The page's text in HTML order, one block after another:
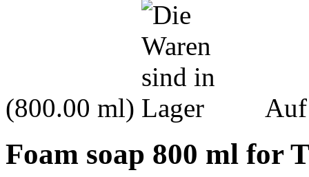
(800.00 ml)
Foam soap 800 ml for